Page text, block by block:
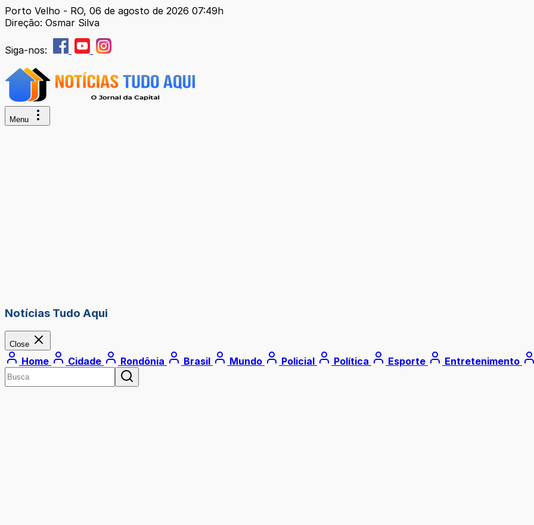
Porto Velho - RO, 06 de agosto de 2026 07:49h
Direção: Osmar Silva
Siga-nos:
Menu
Notícias Tudo Aqui
Close
Home Cidade Rondônia Brasil Mundo Policial Política Esporte Entretenimento